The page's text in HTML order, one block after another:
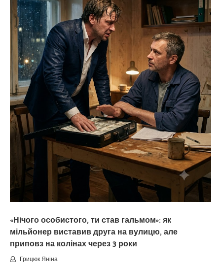
«Нічого особистого, ти став гальмом»: як
мільйонер виставив друга на вулицю, але
приповз на колінах через 3 роки
Грицюк Яніна